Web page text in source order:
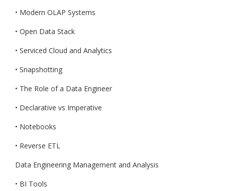
• Modern OLAP Systems
• Open Data Stack
• Serviced Cloud and Analytics
• Snapshotting
• The Role of a Data Engineer
• Declarative vs Imperative
• Notebooks
• Reverse ETL
Data Engineering Management and Analysis
• BI Tools